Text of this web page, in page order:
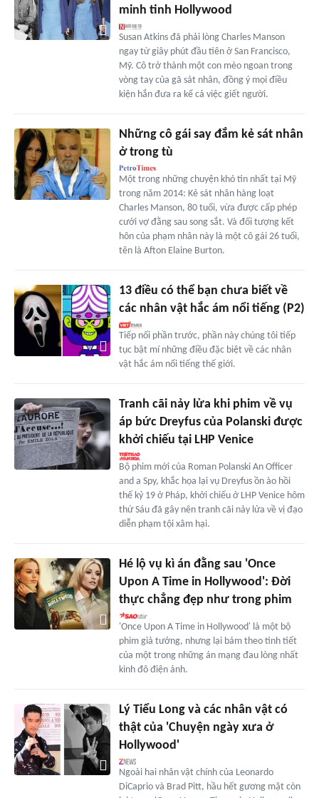
minh tinh Hollywood
Susan Atkins đã phải lòng Charles Manson
ngay từ giây phút đầu tiên ở San Francisco,
Mỹ. Cô trở thành một con mèo ngoan trong
vòng tay của gã sát nhân, đồng ý mọi điều
kiện hắn đưa ra kể cả việc giết người.
Những cô gái say đắm kẻ sát nhân
ở trong tù
Một trong những chuyện khó tin nhất tại Mỹ
trong năm 2014: Kẻ sát nhân hàng loạt
Charles Manson, 80 tuổi, vừa được cấp phép
cưới vợ đằng sau song sắt. Và đối tượng kết
hôn của phạm nhân này là một cô gái 26 tuổi,
tên là Afton Elaine Burton.
13 điều có thể bạn chưa biết về
các nhân vật hắc ám nổi tiếng (P2)
Tiếp nối phần trước, phần này chúng tôi tiếp
tục bật mí những điều đặc biệt về các nhân
vật hắc ám nổi tiếng thế giới.
Tranh cãi nảy lửa khi phim về vụ
áp bức Dreyfus của Polanski được
khởi chiếu tại LHP Venice
Bộ phim mới của Roman Polanski An Officer
and a Spy, khắc họa lại vụ Dreyfus ồn ào hồi
thế kỷ 19 ở Pháp, khởi chiếu ở LHP Venice hôm
thứ Sáu đã gây nên tranh cãi nảy lửa về vị đạo
diễn phạm tội xâm hại.
Hé lộ vụ kì án đằng sau 'Once
Upon A Time in Hollywood': Đời
thực chẳng đẹp như trong phim
'Once Upon A Time in Hollywood' là một bộ
phim giả tưởng, nhưng lại bám theo tình tiết
của một trong những án mạng đau lòng nhất
kinh đô điện ảnh.
Lý Tiểu Long và các nhân vật có
thật của 'Chuyện ngày xưa ở
Hollywood'
Ngoài hai nhân vật chính của Leonardo
DiCaprio và Brad Pitt, hầu hết gương mặt còn